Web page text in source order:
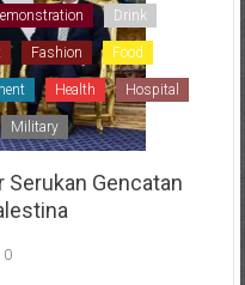
Drink
Fashion Food
Health Hospital
Military
Gencatan
0